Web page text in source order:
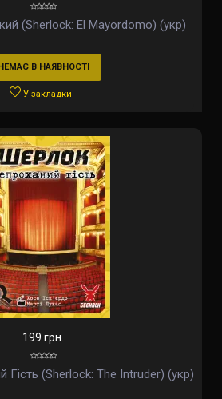
(Sherlock: El Mayordomo) (укр)
В НАЯВНОСТІ
У закладки
199 грн.
Гість (Sherlock: The Intruder) (укр)